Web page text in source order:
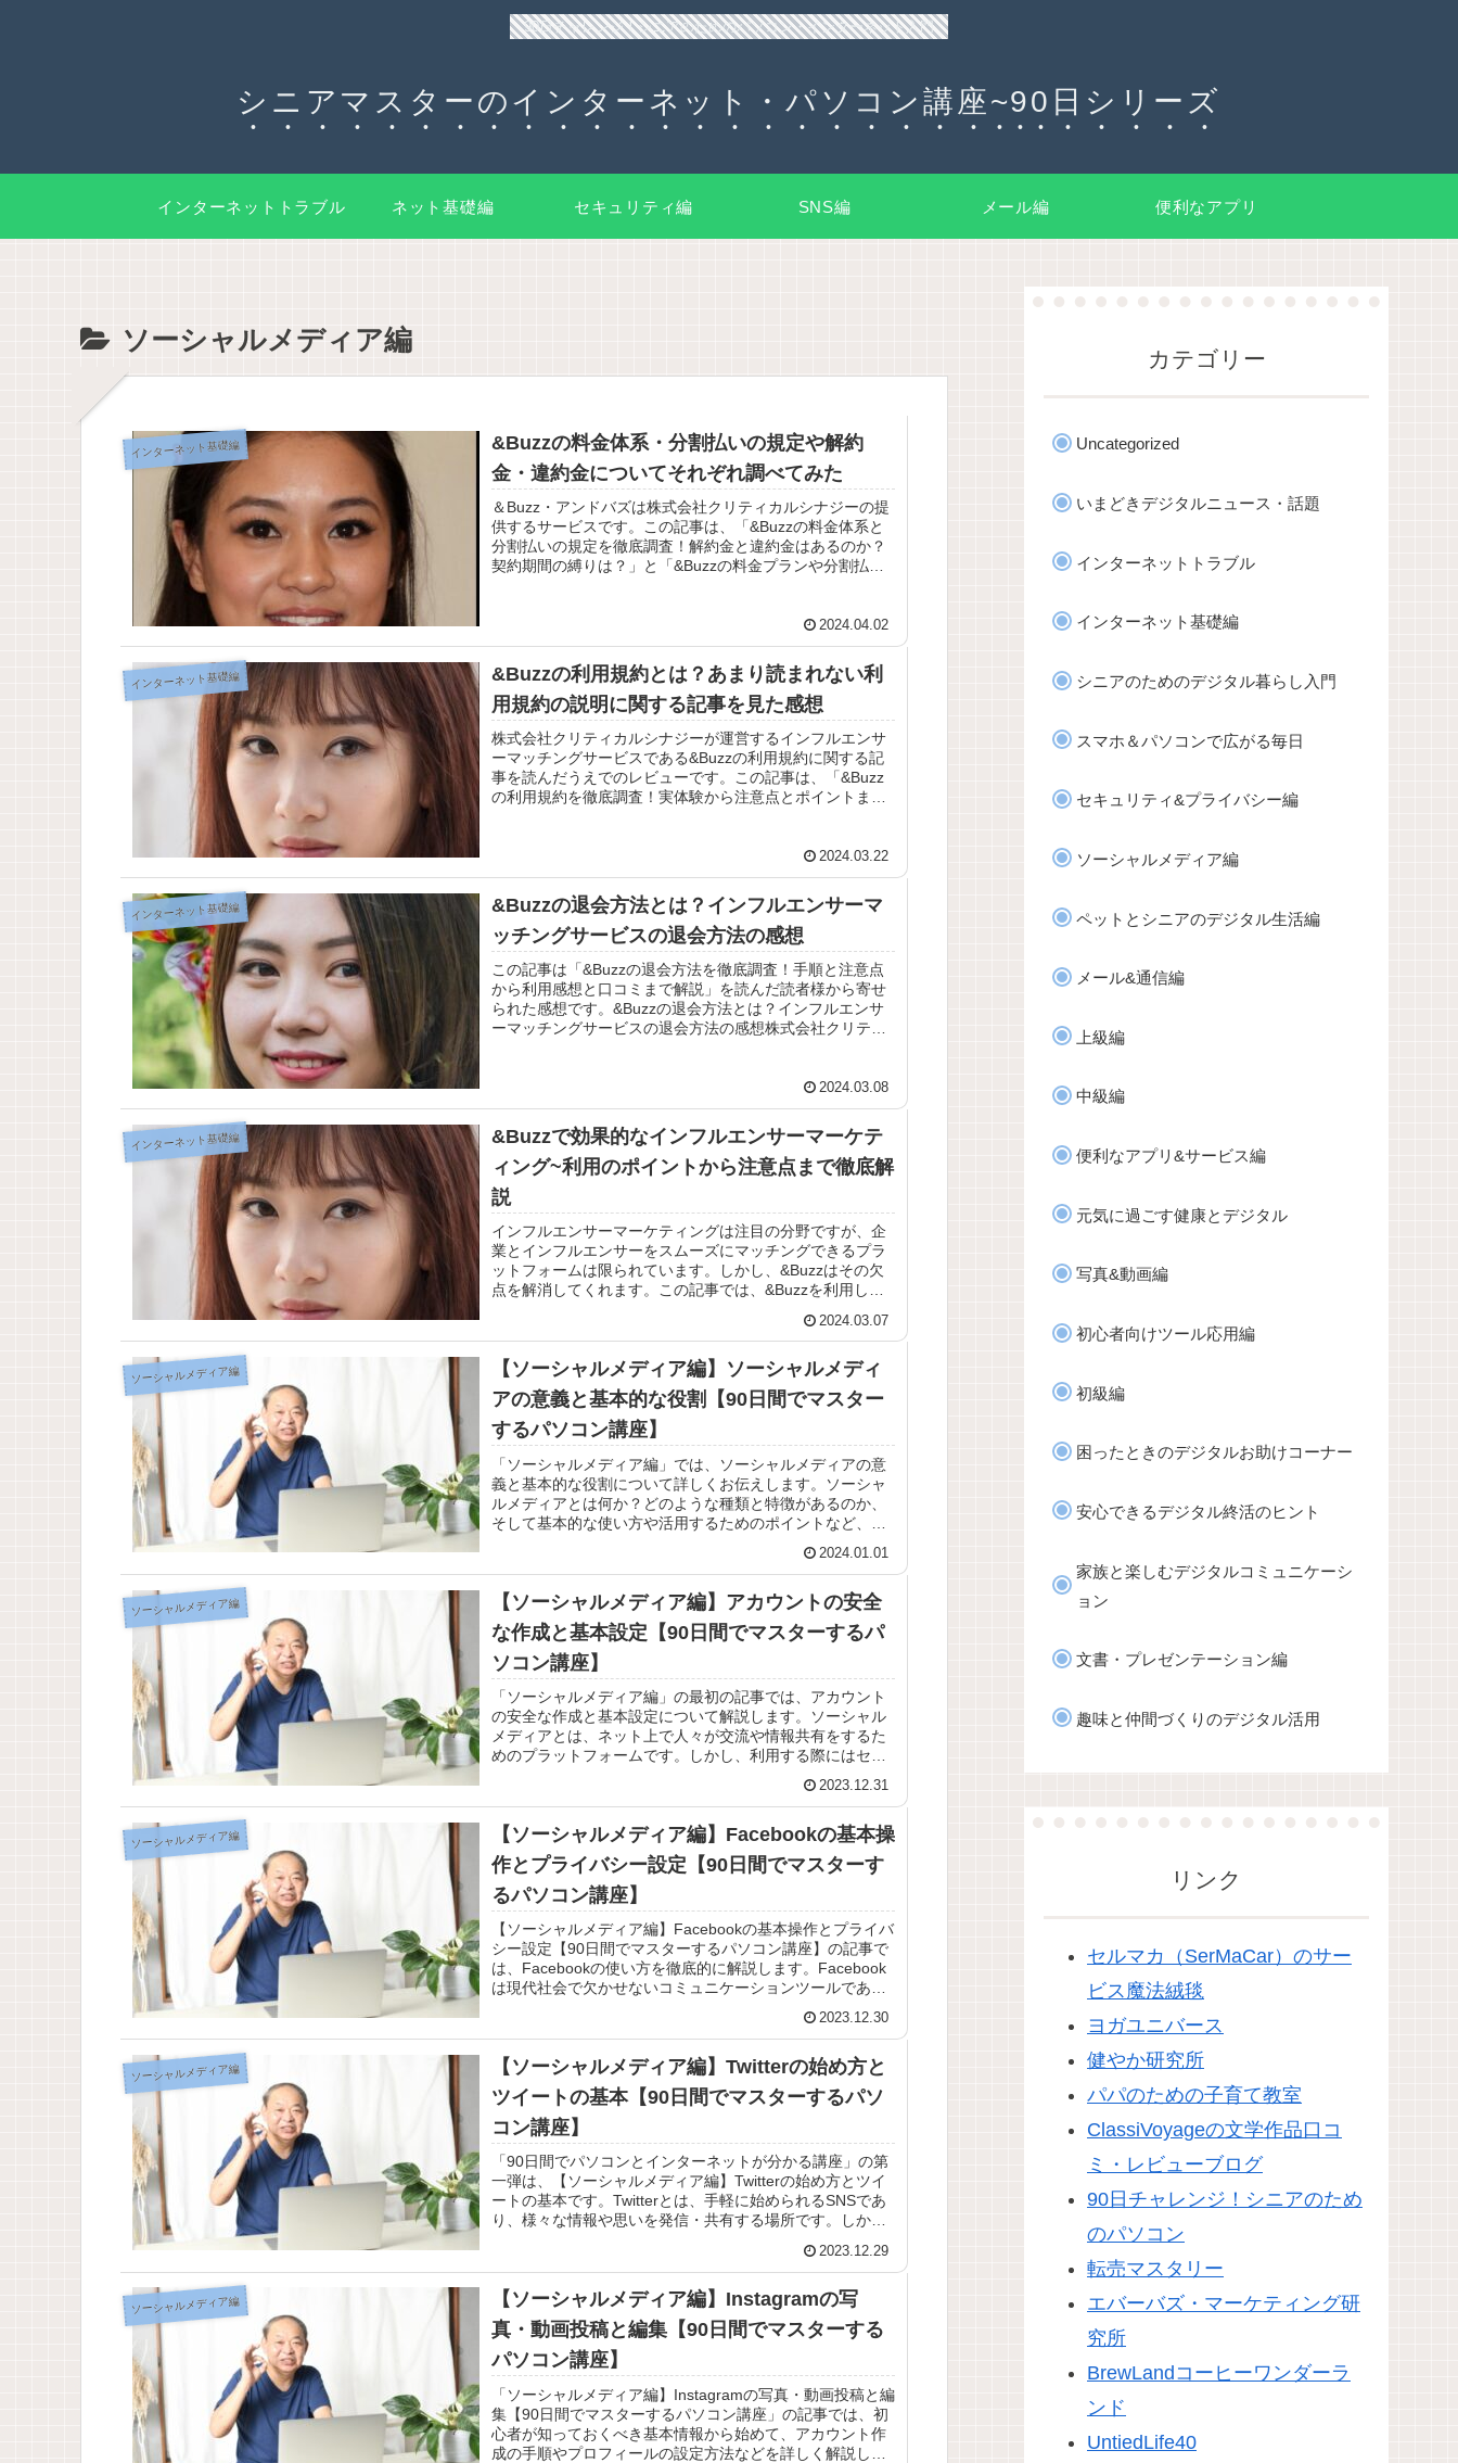
90日チャレンジ！シニアのためのパソコン・インターネット入門
シニアマスターのインターネット・パソコン講座~90日シリーズ
インターネットトラブル ネット基礎編 セキュリティ編 SNS編 メール編 便利なアプリ
ソーシャルメディア編
インターネット基礎編
&Buzzの料金体系・分割払いの規定や解約
金・違約金についてそれぞれ調べてみた
＆Buzz・アンドバズは株式会社クリティカルシナジーの提
供するサービスです。この記事は、「&Buzzの料金体系と
分割払いの規定を徹底調査！解約金と違約金はあるのか？
契約期間の縛りは？」と「&Buzzの料金プランや分割払い
2024.04.02
インターネット基礎編
&Buzzの利用規約とは？あまり読まれない利
用規約の説明に関する記事を見た感想
株式会社クリティカルシナジーが運営するインフルエンサ
ーマッチングサービスである&Buzzの利用規約に関する記
事を読んだうえでのレビューです。この記事は、「&Buzz
の利用規約を徹底調査！実体験から注意点とポイントまで
2024.03.22
インターネット基礎編
&Buzzの退会方法とは？インフルエンサーマ
ッチングサービスの退会方法の感想
この記事は「&Buzzの退会方法を徹底調査！手順と注意点
から利用感想と口コミまで解説」を読んだ読者様から寄せ
られた感想です。&Buzzの退会方法とは？インフルエンサ
ーマッチングサービスの退会方法の感想株式会社クリティ
2024.03.08
インターネット基礎編
&Buzzで効果的なインフルエンサーマーケテ
ィング~利用のポイントから注意点まで徹底解
説
インフルエンサーマーケティングは注目の分野ですが、企
業とインフルエンサーをスムーズにマッチングできるプラ
ットフォームは限られています。しかし、&Buzzはその欠
点を解消してくれます。この記事では、&Buzzを利用しよ
2024.03.07
ソーシャルメディア編
【ソーシャルメディア編】ソーシャルメディ
アの意義と基本的な役割【90日間でマスター
するパソコン講座】
「ソーシャルメディア編」では、ソーシャルメディアの意
義と基本的な役割について詳しくお伝えします。ソーシャ
ルメディアとは何か？どのような種類と特徴があるのか、
そして基本的な使い方や活用するためのポイントなど、初
2024.01.01
ソーシャルメディア編
【ソーシャルメディア編】アカウントの安全
な作成と基本設定【90日間でマスターするパ
ソコン講座】
「ソーシャルメディア編」の最初の記事では、アカウント
の安全な作成と基本設定について解説します。ソーシャル
メディアとは、ネット上で人々が交流や情報共有をするた
めのプラットフォームです。しかし、利用する際にはセキ
2023.12.31
ソーシャルメディア編
【ソーシャルメディア編】Facebookの基本操
作とプライバシー設定【90日間でマスターす
るパソコン講座】
【ソーシャルメディア編】Facebookの基本操作とプライバ
シー設定【90日間でマスターするパソコン講座】の記事で
は、Facebookの使い方を徹底的に解説します。Facebook
は現代社会で欠かせないコミュニケーションツールであ
2023.12.30
ソーシャルメディア編
【ソーシャルメディア編】Twitterの始め方と
ツイートの基本【90日間でマスターするパソ
コン講座】
「90日間でパソコンとインターネットが分かる講座」の第
一弾は、【ソーシャルメディア編】Twitterの始め方とツイ
ートの基本です。Twitterとは、手軽に始められるSNSであ
り、様々な情報や思いを発信・共有する場所です。しか
2023.12.29
ソーシャルメディア編
【ソーシャルメディア編】Instagramの写
真・動画投稿と編集【90日間でマスターする
パソコン講座】
「ソーシャルメディア編】Instagramの写真・動画投稿と編
集【90日間でマスターするパソコン講座」の記事では、初
心者が知っておくべき基本情報から始めて、アカウント作
成の手順やプロフィールの設定方法などを詳しく解説して
カテゴリー
Uncategorized
いまどきデジタルニュース・話題
インターネットトラブル
インターネット基礎編
シニアのためのデジタル暮らし入門
スマホ＆パソコンで広がる毎日
セキュリティ&プライバシー編
ソーシャルメディア編
ペットとシニアのデジタル生活編
メール&通信編
上級編
中級編
便利なアプリ&サービス編
元気に過ごす健康とデジタル
写真&動画編
初心者向けツール応用編
初級編
困ったときのデジタルお助けコーナー
安心できるデジタル終活のヒント
家族と楽しむデジタルコミュニケーシ
ョン
文書・プレゼンテーション編
趣味と仲間づくりのデジタル活用
リンク
セルマカ（SerMaCar）のサー
ビス魔法絨毯
ヨガユニバース
健やか研究所
パパのための子育て教室
ClassiVoyageの文学作品口コ
ミ・レビューブログ
90日チャレンジ！シニアのため
のパソコン
転売マスタリー
エバーバズ・マーケティング研
究所
BrewLandコーヒーワンダーラ
ンド
UntiedLife40